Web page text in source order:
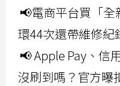
📢電商平台買「
環44次還帶維修紀
📢 Apple Pay、信
沒刷到嗎？官方曝